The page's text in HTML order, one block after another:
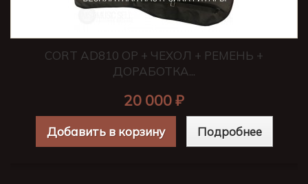
CORT AD810 OP + ЧЕХОЛ + РЕМЕНЬ +
ДОРАБОТКА...
20 000 ₽
Добавить в корзину Подробнее